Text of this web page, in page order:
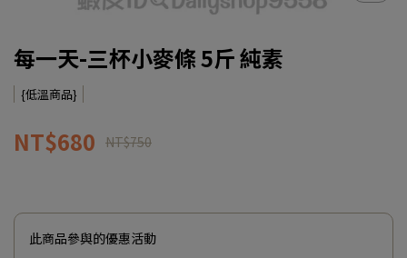
每一天-三杯小麥條 5斤 純素
{低溫商品}
NT$680 NT$750
此商品參與的優惠活動